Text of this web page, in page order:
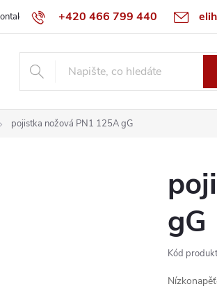
+420 466 799 440
Obchodní podmínky Reklamační řád
pojistka nožová PN1 125A gG
gG
Kód